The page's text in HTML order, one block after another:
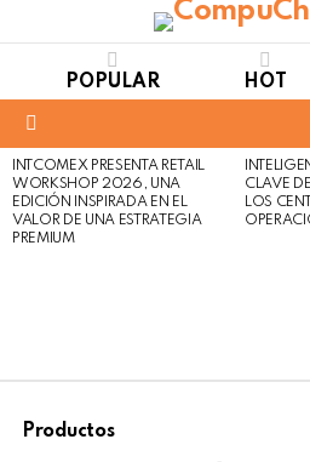
POPULAR HOT
LATEST
STORIES
INTCOMEX PRESENTA RETAIL
WORKSHOP 2026, UNA
EDICIÓN INSPIRADA EN EL
VALOR DE UNA ESTRATEGIA
PREMIUM
CLAVE
LOS
Productos